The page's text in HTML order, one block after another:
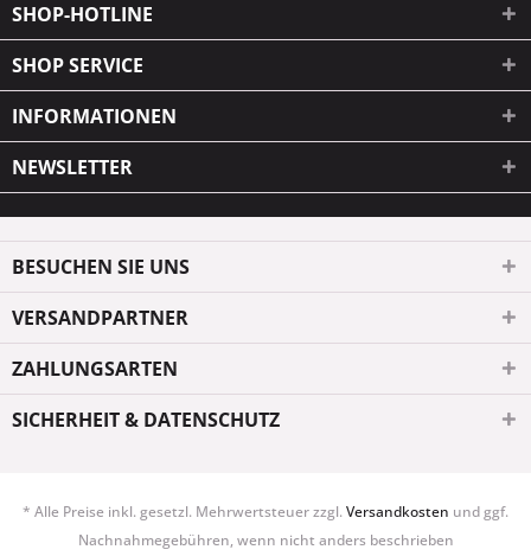
SHOP-HOTLINE
SHOP SERVICE
INFORMATIONEN
NEWSLETTER
BESUCHEN SIE UNS
VERSANDPARTNER
ZAHLUNGSARTEN
SICHERHEIT & DATENSCHUTZ
* Alle Preise inkl. gesetzl. Mehrwertsteuer zzgl.Versandkosten und ggf.
Nachnahmegebühren, wenn nicht anders beschrieben